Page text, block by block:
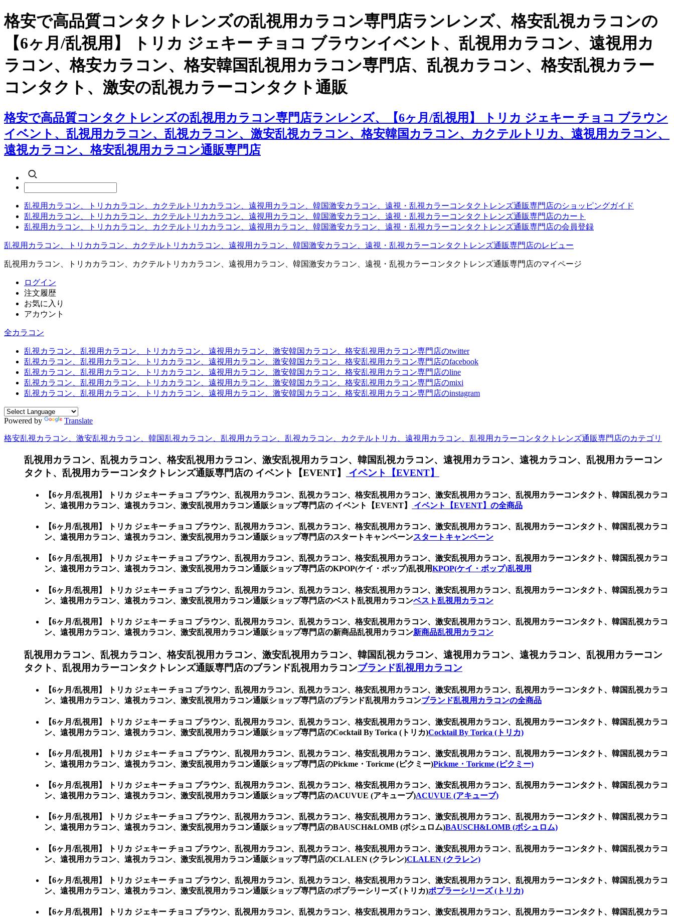
格安で高品質コンタクトレンズの乱視用カラコン専門店ランレンズ、格安乱視カラコンの
【6ヶ月/乱視用】 トリカ ジェキー チョコ ブラウンイベント、乱視用カラコン、遠視用カ
ラコン、格安カラコン、格安韓国乱視用カラコン専門店、乱視カラコン、格安乱視カラー
コンタクト、激安の乱視カラーコンタクト通販
格安で高品質コンタクトレンズの乱視用カラコン専門店ランレンズ、【6ヶ月/乱視用】 トリカ ジェキー チョコ ブラウン
イベント、乱視用カラコン、乱視カラコン、激安乱視カラコン、格安韓国カラコン、カクテルトリカ、遠視用カラコン、
遠視カラコン、格安乱視用カラコン通販専門店
乱視用カラコン、トリカカラコン、カクテルトリカカラコン、遠視用カラコン、韓国激安カラコン、遠視・乱視カラーコンタクトレンズ通販専門店のショッピングガイド
乱視用カラコン、トリカカラコン、カクテルトリカカラコン、遠視用カラコン、韓国激安カラコン、遠視・乱視カラーコンタクトレンズ通販専門店のカート
乱視用カラコン、トリカカラコン、カクテルトリカカラコン、遠視用カラコン、韓国激安カラコン、遠視・乱視カラーコンタクトレンズ通販専門店の会員登録
乱視用カラコン、トリカカラコン、カクテルトリカカラコン、遠視用カラコン、韓国激安カラコン、遠視・乱視カラーコンタクトレンズ通販専門店のレビュー
乱視用カラコン、トリカカラコン、カクテルトリカカラコン、遠視用カラコン、韓国激安カラコン、遠視・乱視カラーコンタクトレンズ通販専門店のマイページ
ログイン
注文履歴
お気に入り
アカウント
全カラコン
乱視カラコン、乱視用カラコン、トリカカラコン、遠視用カラコン、激安韓国カラコン、格安乱視用カラコン専門店のtwitter
乱視カラコン、乱視用カラコン、トリカカラコン、遠視用カラコン、激安韓国カラコン、格安乱視用カラコン専門店のfacebook
乱視カラコン、乱視用カラコン、トリカカラコン、遠視用カラコン、激安韓国カラコン、格安乱視用カラコン専門店のline
乱視カラコン、乱視用カラコン、トリカカラコン、遠視用カラコン、激安韓国カラコン、格安乱視用カラコン専門店のmixi
乱視カラコン、乱視用カラコン、トリカカラコン、遠視用カラコン、激安韓国カラコン、格安乱視用カラコン専門店のinstagram
Powered by Translate
格安乱視カラコン、激安乱視カラコン、韓国乱視カラコン、乱視用カラコン、乱視カラコン、カクテルトリカ、遠視用カラコン、乱視用カラーコンタクトレンズ通販専門店のカテゴリ
乱視用カラコン、乱視カラコン、格安乱視用カラコン、激安乱視用カラコン、韓国乱視カラコン、遠視用カラコン、遠視カラコン、乱視用カラーコン
タクト、乱視用カラーコンタクトレンズ通販専門店の イベント【EVENT】
イベント【EVENT】
【6ヶ月/乱視用】 トリカ ジェキー チョコ ブラウン、乱視用カラコン、乱視カラコン、格安乱視用カラコン、激安乱視用カラコン、乱視用カラーコンタクト、韓国乱視カラコ
ン、遠視用カラコン、遠視カラコン、激安乱視用カラコン通販ショップ専門店の イベント【EVENT】
イベント【EVENT】の全商品
【6ヶ月/乱視用】 トリカ ジェキー チョコ ブラウン、乱視用カラコン、乱視カラコン、格安乱視用カラコン、激安乱視用カラコン、乱視用カラーコンタクト、韓国乱視カラコ
ン、遠視用カラコン、遠視カラコン、激安乱視用カラコン通販ショップ専門店のスタートキャンペーンスタートキャンペーン
【6ヶ月/乱視用】 トリカ ジェキー チョコ ブラウン、乱視用カラコン、乱視カラコン、格安乱視用カラコン、激安乱視用カラコン、乱視用カラーコンタクト、韓国乱視カラコ
ン、遠視用カラコン、遠視カラコン、激安乱視用カラコン通販ショップ専門店のKPOP(ケイ・ポップ)乱視用KPOP(ケイ・ポップ)乱視用
【6ヶ月/乱視用】 トリカ ジェキー チョコ ブラウン、乱視用カラコン、乱視カラコン、格安乱視用カラコン、激安乱視用カラコン、乱視用カラーコンタクト、韓国乱視カラコ
ン、遠視用カラコン、遠視カラコン、激安乱視用カラコン通販ショップ専門店のベスト乱視用カラコンベスト乱視用カラコン
【6ヶ月/乱視用】 トリカ ジェキー チョコ ブラウン、乱視用カラコン、乱視カラコン、格安乱視用カラコン、激安乱視用カラコン、乱視用カラーコンタクト、韓国乱視カラコ
ン、遠視用カラコン、遠視カラコン、激安乱視用カラコン通販ショップ専門店の新商品乱視用カラコン新商品乱視用カラコン
乱視用カラコン、乱視カラコン、格安乱視用カラコン、激安乱視用カラコン、韓国乱視カラコン、遠視用カラコン、遠視カラコン、乱視用カラーコン
タクト、乱視用カラーコンタクトレンズ通販専門店のブランド乱視用カラコンブランド乱視用カラコン
【6ヶ月/乱視用】 トリカ ジェキー チョコ ブラウン、乱視用カラコン、乱視カラコン、格安乱視用カラコン、激安乱視用カラコン、乱視用カラーコンタクト、韓国乱視カラコ
ン、遠視用カラコン、遠視カラコン、激安乱視用カラコン通販ショップ専門店のブランド乱視用カラコンブランド乱視用カラコンの全商品
【6ヶ月/乱視用】 トリカ ジェキー チョコ ブラウン、乱視用カラコン、乱視カラコン、格安乱視用カラコン、激安乱視用カラコン、乱視用カラーコンタクト、韓国乱視カラコ
ン、遠視用カラコン、遠視カラコン、激安乱視用カラコン通販ショップ専門店のCocktail By Torica (トリカ)Cocktail By Torica (トリカ)
【6ヶ月/乱視用】 トリカ ジェキー チョコ ブラウン、乱視用カラコン、乱視カラコン、格安乱視用カラコン、激安乱視用カラコン、乱視用カラーコンタクト、韓国乱視カラコ
ン、遠視用カラコン、遠視カラコン、激安乱視用カラコン通販ショップ専門店のPickme・Toricme (ピクミー)Pickme・Toricme (ピクミー)
【6ヶ月/乱視用】 トリカ ジェキー チョコ ブラウン、乱視用カラコン、乱視カラコン、格安乱視用カラコン、激安乱視用カラコン、乱視用カラーコンタクト、韓国乱視カラコ
ン、遠視用カラコン、遠視カラコン、激安乱視用カラコン通販ショップ専門店のACUVUE (アキューブ)ACUVUE (アキューブ)
【6ヶ月/乱視用】 トリカ ジェキー チョコ ブラウン、乱視用カラコン、乱視カラコン、格安乱視用カラコン、激安乱視用カラコン、乱視用カラーコンタクト、韓国乱視カラコ
ン、遠視用カラコン、遠視カラコン、激安乱視用カラコン通販ショップ専門店のBAUSCH&LOMB (ボシュロム)BAUSCH&LOMB (ボシュロム)
【6ヶ月/乱視用】 トリカ ジェキー チョコ ブラウン、乱視用カラコン、乱視カラコン、格安乱視用カラコン、激安乱視用カラコン、乱視用カラーコンタクト、韓国乱視カラコ
ン、遠視用カラコン、遠視カラコン、激安乱視用カラコン通販ショップ専門店のCLALEN (クラレン)CLALEN (クラレン)
【6ヶ月/乱視用】 トリカ ジェキー チョコ ブラウン、乱視用カラコン、乱視カラコン、格安乱視用カラコン、激安乱視用カラコン、乱視用カラーコンタクト、韓国乱視カラコ
ン、遠視用カラコン、遠視カラコン、激安乱視用カラコン通販ショップ専門店のポプラーシリーズ (トリカ)ポプラーシリーズ (トリカ)
【6ヶ月/乱視用】 トリカ ジェキー チョコ ブラウン、乱視用カラコン、乱視カラコン、格安乱視用カラコン、激安乱視用カラコン、乱視用カラーコンタクト、韓国乱視カラコ